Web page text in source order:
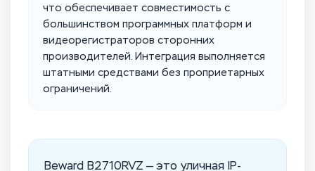
что обеспечивает совместимость с
большинством программных платформ и
видеорегистраторов сторонних
производителей. Интеграция выполняется
штатными средствами без проприетарных
ограничений.
Beward B2710RVZ — это уличная IP-